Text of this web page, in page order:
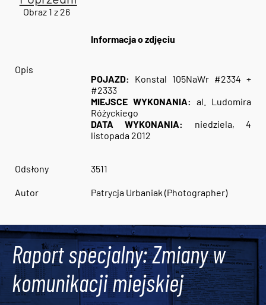
Obraz 1 z 26
Informacja o zdjęciu
Opis
POJAZD: Konstal 105NaWr #2334 +
#2333
MIEJSCE WYKONANIA: al. Ludomira
Różyckiego
DATA WYKONANIA:
niedziela, 4
listopada 2012
Odsłony 3511
Autor Patrycja Urbaniak (Photographer)
Raport specjalny: Zmiany w
komunikacji miejskiej